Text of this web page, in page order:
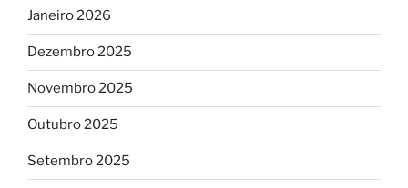
Janeiro 2026
Dezembro 2025
Novembro 2025
Outubro 2025
Setembro 2025